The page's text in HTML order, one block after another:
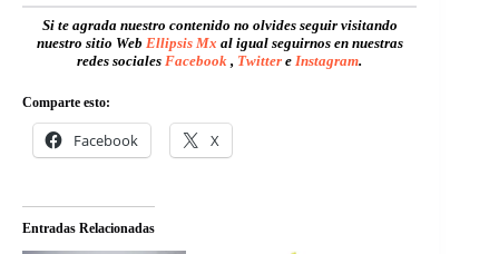
Si te agrada nuestro contenido no olvides seguir visitando
nuestro sitio Web Ellipsis Mx al igual seguirnos en nuestras
redes sociales Facebook , Twitter e Instagram.
Comparte esto:
Facebook X
Entradas Relacionadas